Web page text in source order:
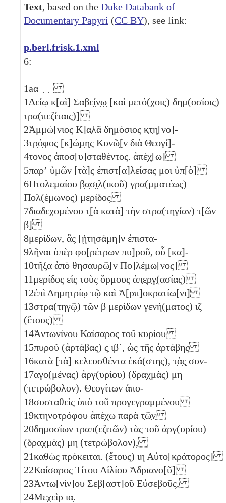
Text, based on the Duke Databank of
Documentary Papyri (CC BY), see link:
p.berl.frisk.1.xml
6:
1aα ̣ ̣ ̣
1Δείῳ κ[αὶ] Σαβε̣ί̣ν̣ῳ̣ [καὶ μετό(χοις) δημ(οσίοις)
τρα(πεζίταις)]
2Ἀμμώ[νιος Κ]α̣λᾶ δημόσιος κ̣τ̣η̣[νο]-
3τρ̣ό̣φος [κ]ώ̣μ̣η̣ς Κυνῶ̣[ν διὰ Θεογί]-
4τονος ἀποσ[υ]σταθέντος. ἀπέχ̣[ω]
5παρʼ ὑμῶν [τὰ]ς ἐπιστ[α]λείσας μοι ὑπ[ὸ]
6Πτολεμαίου β̣α̣σ̣ι̣λ(ικοῦ) γρα(μματέως)
Πολ(έμωνος) μερίδος
7διαδεχομένου τ̣[ὰ κατὰ] τὴν στρα(τηγίαν) τ[ῶν
β]
8μερίδων, ἃς̣ [ᾐτησάμη]ν ἐπιστα-
9λῆναι ὑπὲρ φο[ρέτρων πυ]ροῦ, οὗ [κα]-
10τῆξα ἀπὸ θησαυρῶ̣[ν Πο]λέμω[νος]
11μερίδος εἰς τοὺς ὅρμους ἀπ̣ε̣ρ̣γ̣(ασίας)
12ἐπὶ Δημητρίῳ τῷ καὶ Ἁ[ρπ]οκρατίω[νι]
13στρα(τηγῷ) τῶν β μερίδων γενή(ματος) ιζ
(ἔτους)
14Ἀντωνίνου Καίσαρος τοῦ κυρίου
15πυροῦ (ἀρτάβας) ϛ̣ ιβ´, ὡς τῆς ἀρτάβης
16κατὰ [τὰ] κελευσθέντα ἑκά(στης), τ̣ὰ̣ς̣ συν-
17αγο(μένας) ἀργ(υρίου) (δραχμὰς) μη
(τετρώβολον). Θεογίτων ἀπο-
18συσταθεὶς ὑπὸ τοῦ προγεγραμμένου
19κτηνοτρόφου ἀπέχω παρὰ τ̣ῶ̣ν̣
20δημοσίων τραπ(εζιτῶν) τὰς τοῦ ἀργ(υρίου)
(δραχμὰς) μη (τετρώβολον),
21καθὼς πρόκειται. (ἔτους) ιη Αὐτο[κράτορος]
22Καίσαρος Τίτου Αἰλίου Ἁδριανο[ῦ]
23Ἀντω[νίν]ου Σεβ[αστ]οῦ Εὐσεβοῦς,
24Μεχεὶρ ια̣.